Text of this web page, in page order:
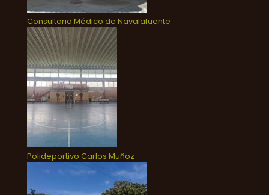
Consultorio Médico de Navalafuente
Polideportivo Carlos Muñoz